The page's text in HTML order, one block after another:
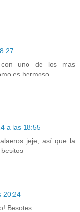
con uno de los mas
es hermoso.
a las 18:55
jeje, así que la
20:24
Besotes